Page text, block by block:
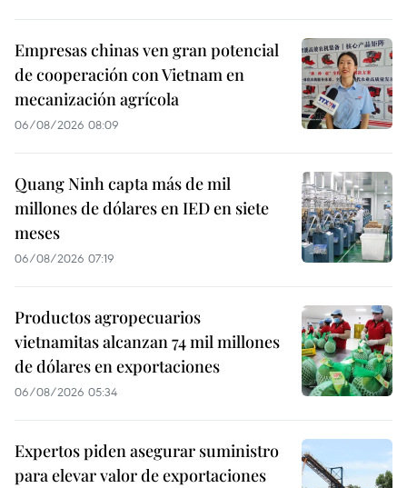
Empresas chinas ven gran potencial
de cooperación con Vietnam en
mecanización agrícola
06/08/2026 08:09
Quang Ninh capta más de mil
millones de dólares en IED en siete
meses
06/08/2026 07:19
Productos agropecuarios
vietnamitas alcanzan 74 mil millones
de dólares en exportaciones
06/08/2026 05:34
Expertos piden asegurar suministro
para elevar valor de exportaciones